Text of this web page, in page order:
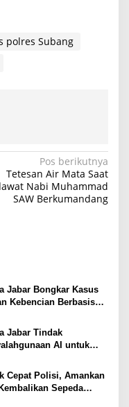
polres Subang
Pos berikutnya
Tetesan Air Mata Saat
Nabi Muhammad
SAW Berkumandang
Jabar Bongkar Kasus
Kebencian Berbasis
Jabar Tindak
AI untuk
4 Ahli
Cepat Polisi, Amankan
Sepeda